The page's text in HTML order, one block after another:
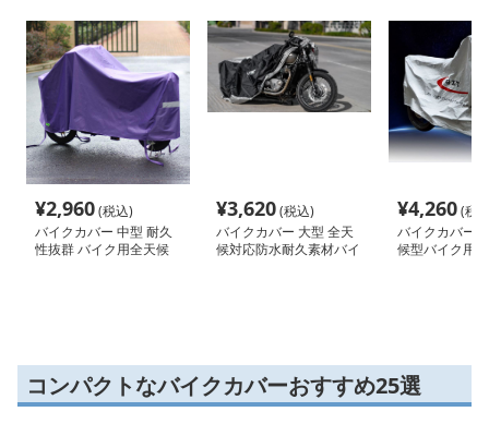
¥2,960(税込)
バイクカバー 中型 耐久
性抜群 バイク用全天候
¥3,620(税込)
バイクカバー 大型 全天
候対応防水耐久素材バイ
¥4,260(税
バイクカバー
候型バイク用
コンパクトなバイクカバーおすすめ25選